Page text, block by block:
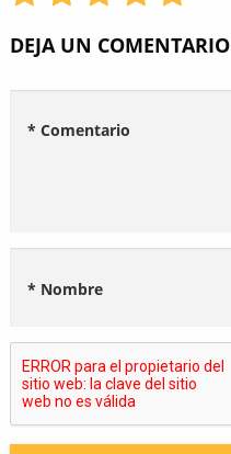
DEJA UN COMENTARIO
* Comentario
* Nombre